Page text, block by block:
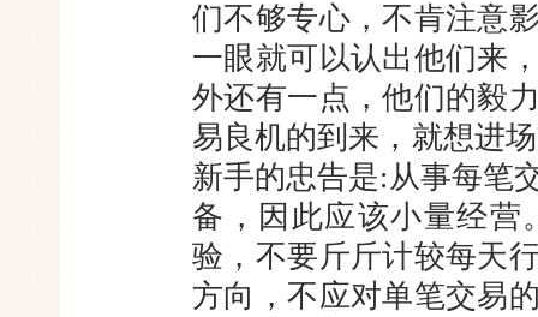
们不够专心，不肯注意
一眼就可以认出他们来
外还有一点，他们的毅
易良机的到来，就想进
新手的忠告是:从事每笔
备，因此应该小量经营
验，不要斤斤计较每天
方向，不应对单笔交易